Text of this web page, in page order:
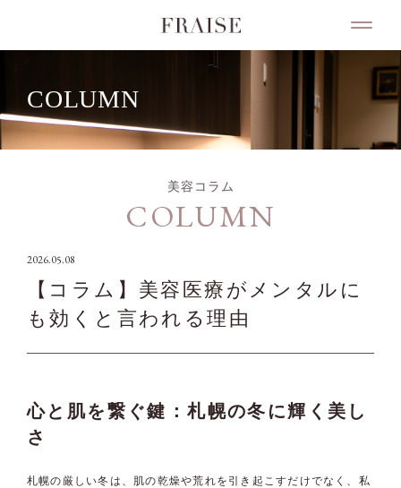
COLUMN
美容コラム
COLUMN
2026.05.08
【コラム】美容医療がメンタルに
も効くと言われる理由
心と肌を繋ぐ鍵：札幌の冬に輝く美し
さ
札幌の厳しい冬は、肌の乾燥や荒れを引き起こすだけでなく、私